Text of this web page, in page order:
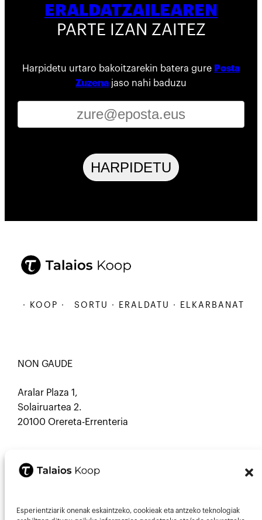
Esperientziarik onenak eskaintzeko, cookieak eta antzeko teknologiak
ERALDATZAILEAREN
PARTE IZAN ZAITEZ
Harpidetu urtaro bakoitzarekin batera gure Posta
Zuzena jaso nahi baduzu
HARPIDETU
KOOP · SORTU · ERALDATU · ELKARBANATU ·
NON GAUDE
Aralar Plaza 1,
Solairuartea 2.
20100 Orereta-Errenteria
Mastodon Mail